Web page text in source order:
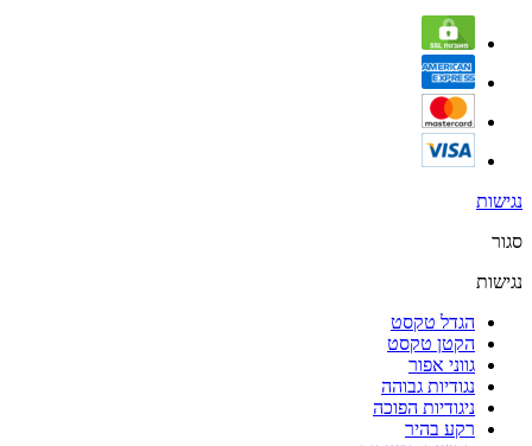
נגישות
סגור
נגישות
הגדל טקסט
הקטן טקסט
גווני אפור
נגודיות גבוהה
ניגודיות הפוכה
רקע בהיר